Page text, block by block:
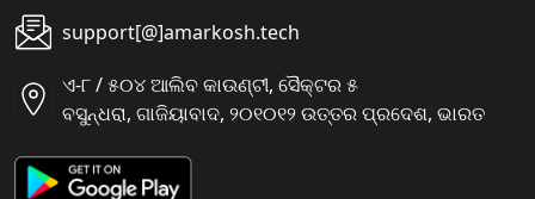
support[@]amarkosh.tech
ଏ-୮ / ୫୦୪ ଆଲିବ କାଉଣ୍ଟୀ, ସୈକ୍ଟର ୫
ବସୁନ୍ଧରା, ଗାଜିୟାବାଦ, ୨୦୧୦୧୨ ଉତ୍ତର ପ୍ରଦେଶ, ଭାରତ